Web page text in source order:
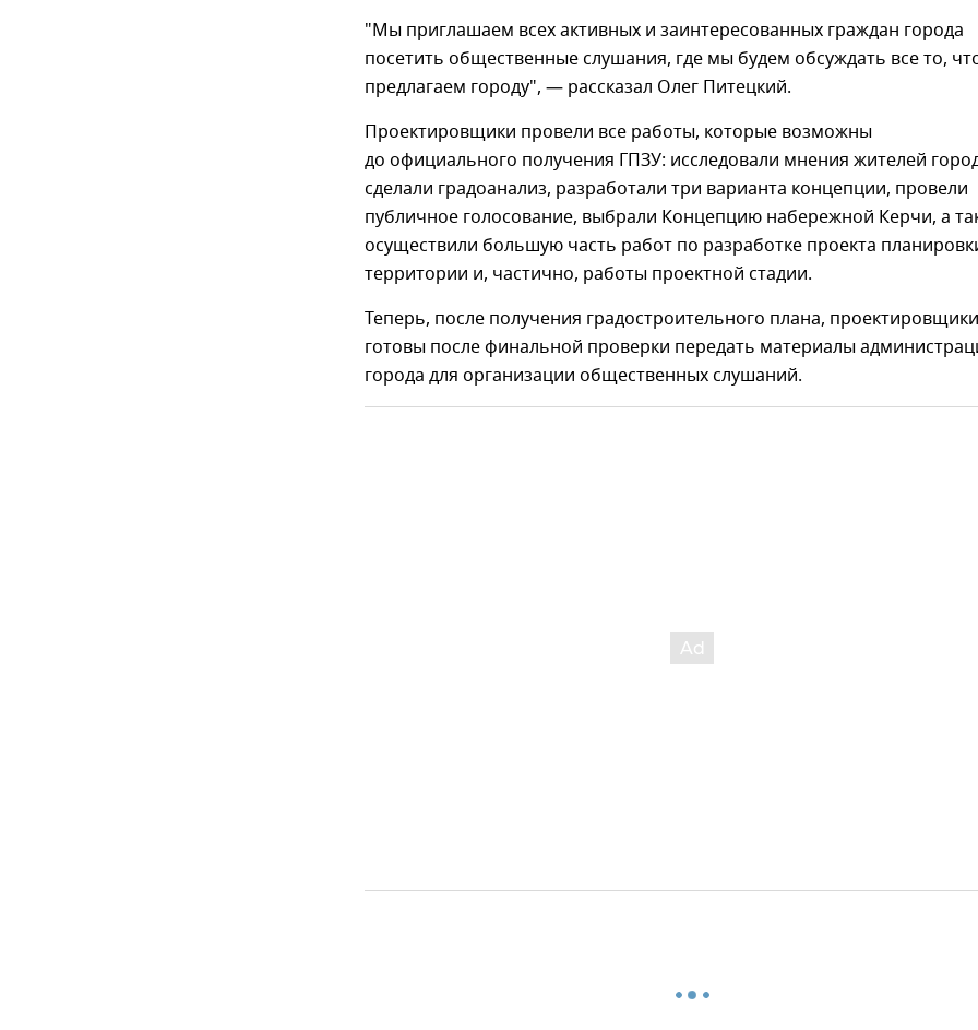
"Мы приглашаем всех активных и заинтересованных граждан города
посетить общественные слушания, где мы будем обсуждать все то,
предлагаем городу", — рассказал Олег Питецкий.
Проектировщики провели все работы, которые возможны
до официального получения ГПЗУ: исследовали мнения жителей
сделали градоанализ, разработали три варианта концепции, провели
публичное голосование, выбрали Концепцию набережной Керчи, а
осуществили большую часть работ по разработке проекта
территории и, частично, работы проектной стадии.
Теперь, после получения градостроительного плана, проектировщики
готовы после финальной проверки передать материалы
города для организации общественных слушаний.